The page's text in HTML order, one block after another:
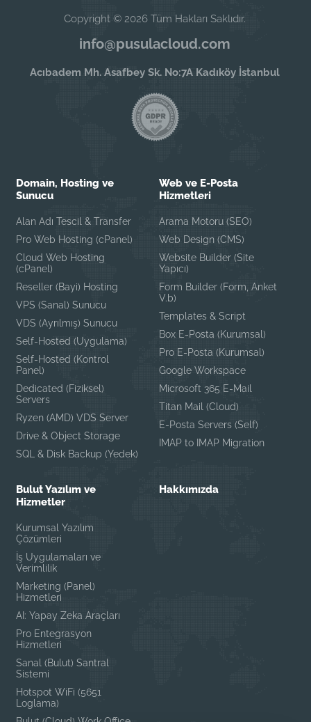
Copyright © 2026 Tüm Hakları Saklıdır.
info@pusulacloud.com
Acıbadem Mh. Asafbey Sk. No:7A Kadıköy İstanbul
Domain, Hosting ve
Sunucu
Alan Adı Tescil & Transfer
Pro Web Hosting (cPanel)
Cloud Web Hosting
(cPanel)
Reseller (Bayi) Hosting
VPS (Sanal) Sunucu
VDS (Ayrılmış) Sunucu
Self-Hosted (Uygulama)
Self-Hosted (Kontrol
Panel)
Dedicated (Fiziksel)
Servers
Ryzen (AMD) VDS Server
Drive & Object Storage
SQL & Disk Backup (Yedek)
Web ve E-Posta
Hizmetleri
Arama Motoru (SEO)
Web Design (CMS)
Website Builder (Site
Yapıcı)
Form Builder (Form, Anket
V.b)
Templates & Script
Box E-Posta (Kurumsal)
Pro E-Posta (Kurumsal)
Google Workspace
Microsoft 365 E-Mail
Titan Mail (Cloud)
E-Posta Servers (Self)
IMAP to IMAP Migration
Bulut Yazılım ve
Hizmetler
Kurumsal Yazılım
Çözümleri
İş Uygulamaları ve
Verimlilik
Marketing (Panel)
Hizmetleri
AI: Yapay Zeka Araçları
Pro Entegrasyon
Hizmetleri
Sanal (Bulut) Santral
Sistemi
Hotspot WiFi (5651
Loglama)
Hakkımızda